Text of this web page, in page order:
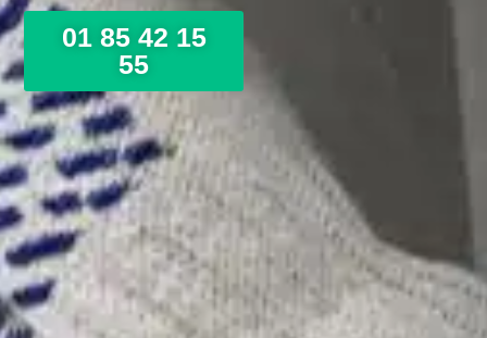
01 85 42 15
55